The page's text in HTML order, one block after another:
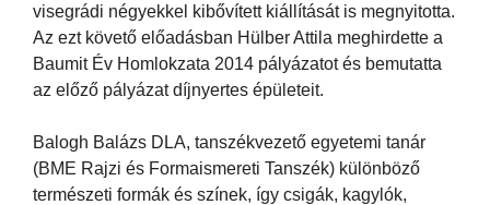
visegrádi négyekkel kibővített kiállítását is megnyitotta.
Az ezt követő előadásban Hülber Attila meghirdette a
Baumit Év Homlokzata 2014 pályázatot és bemutatta
az előző pályázat díjnyertes épületeit.
Balogh Balázs DLA, tanszékvezető egyetemi tanár
(BME Rajzi és Formaismereti Tanszék) különböző
természeti formák és színek, így csigák, kagylók,